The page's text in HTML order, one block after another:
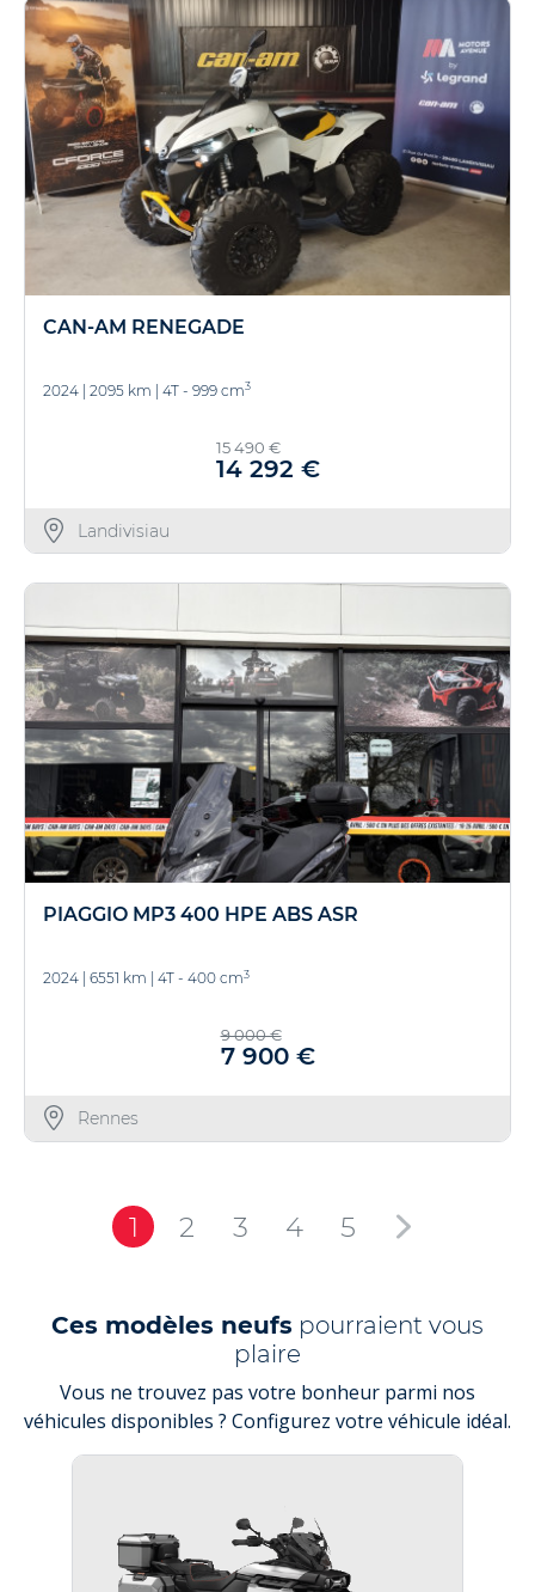
CAN-AM RENEGADE
2024 | 2095 km | 4T - 999 cm3
15 490 €
14 292 €
Landivisiau
PIAGGIO MP3 400 HPE ABS ASR
2024 6551 km 4T - 400 cm3
9 000 €
7 900 €
Rennes
1 2 3 4 5
Ces modèles neufs pourraient vous
plaire
Vous ne trouvez pas votre bonheur parmi nos
véhicules disponibles ? Configurez votre véhicule idéal.